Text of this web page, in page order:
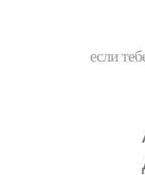
если